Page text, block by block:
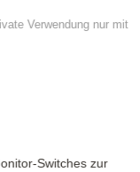
Verwendung nur mit
Switches zur